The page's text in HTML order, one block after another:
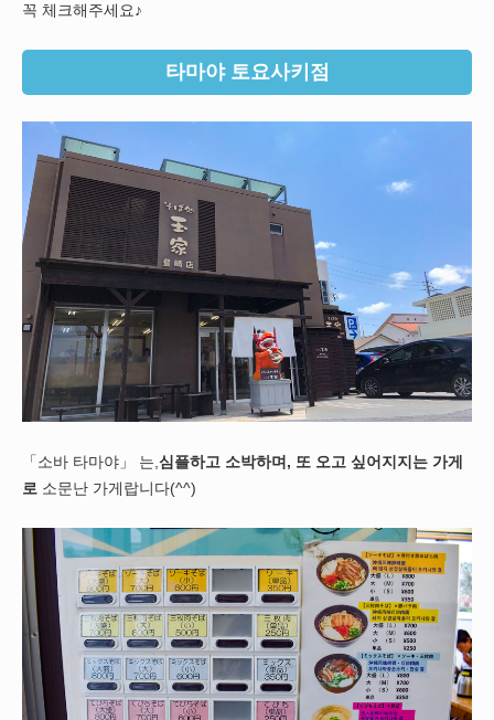
꼭 체크해주세요♪
타마야 토요사키점
「소바 타마야」 는, 심플하고 소박하며, 또 오고 싶어지지는 가게
로 소문난 가게랍니다(^^)